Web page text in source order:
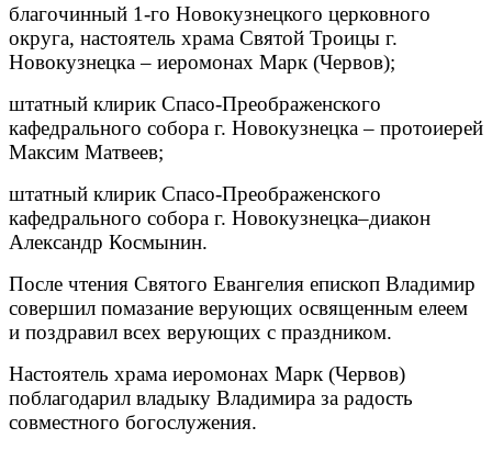
благочинный 1-го Новокузнецкого церковного
округа, настоятель храма Святой Троицы г.
Новокузнецка – иеромонах Марк (Червов);
штатный клирик Спасо-Преображенского
кафедрального собора г. Новокузнецка – протоиерей
Максим Матвеев;
штатный клирик Спасо-Преображенского
кафедрального собора г. Новокузнецка–диакон
Александр Космынин.
После чтения Святого Евангелия епископ Владимир
совершил помазание верующих освященным елеем
и поздравил всех верующих с праздником.
Настоятель храма иеромонах Марк (Червов)
поблагодарил владыку Владимира за радость
совместного богослужения.